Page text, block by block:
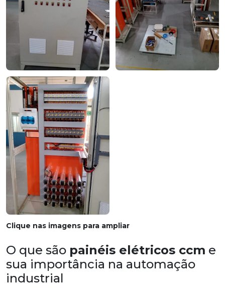
Clique nas imagens para ampliar
O que são painéis elétricos ccm e
sua importância na automação
industrial